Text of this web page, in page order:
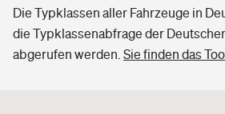
Die Typklassen aller Fahrzeuge in
die Typklassenabfrage der
abgerufen werden. Sie finden das